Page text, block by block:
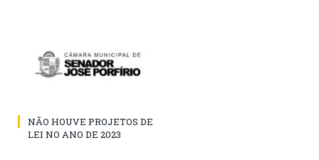
NÃO HOUVE PROJETOS DE
LEI NO ANO DE 2023